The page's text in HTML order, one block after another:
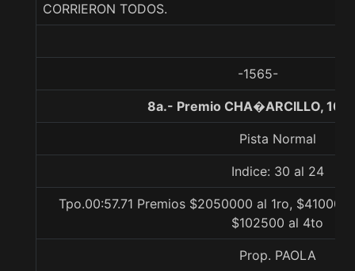
CORRIERON TODOS.
-1565-
8a.- Premio CHA�ARCILLO,
Pista Normal
Indice: 30 al 24
Tpo.00:57.71 Premios $2050000 al 1ro,
$102500 al 4to
Prop. PAOLA